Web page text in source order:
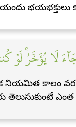
భయభక్తులు
يُؤَخَّرُۚ لَوۡ
కాలం